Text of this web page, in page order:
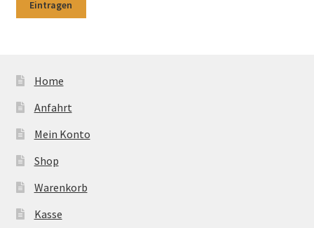
Home
Anfahrt
Mein Konto
Shop
Warenkorb
Kasse